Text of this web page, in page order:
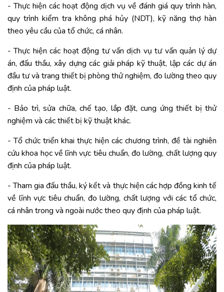
- Thực hiện các hoạt động dịch vụ về đánh giá quy trình hàn,
quy trình kiểm tra không phá hủy (NDT), kỹ năng thợ hàn
theo yêu cầu của tổ chức, cá nhân.
- Thực hiện các hoạt động tư vấn dịch vụ tư vấn quản lý dự
án, đấu thầu, xây dựng các giải pháp kỹ thuật, lập các dự án
đầu tư và trang thiết bị phòng thử nghiệm, đo lường theo quy
định của pháp luật.
- Bảo trì, sửa chữa, chế tạo, lắp đặt, cung ứng thiết bị thử
nghiệm và các thiết bị kỹ thuật khác.
- Tổ chức triển khai thực hiện các chương trình, đề tài nghiên
cứu khoa học về lĩnh vực tiêu chuẩn, đo lường, chất lượng quy
định của pháp luật.
- Tham gia đấu thầu, ký kết và thực hiện các hợp đồng kinh tế
về lĩnh vực tiêu chuẩn, đo lường, chất lượng với các tổ chức,
cá nhân trong và ngoài nước theo quy định của pháp luật.